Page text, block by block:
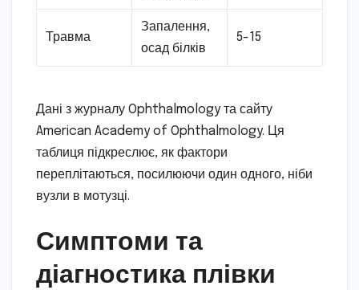
Травма
Запалення,
осад білків
5-15
Дані з журналу Ophthalmology та сайту
American Academy of Ophthalmology. Ця
таблиця підкреслює, як фактори
переплітаються, посилюючи один одного, ніби
вузли в мотузці.
Симптоми та
діагностика плівки